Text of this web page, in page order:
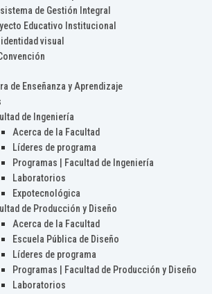
de Gestión Integral
Educativo Institucional
visual
de Enseñanza y Aprendizaje
de Ingeniería
Acerca de la Facultad
Líderes de programa
Programas | Facultad de Ingeniería
Laboratorios
Expotecnológica
de Producción y Diseño
Acerca de la Facultad
Escuela Pública de Diseño
Líderes de programa
Programas | Facultad de Producción y Diseño
Laboratorios